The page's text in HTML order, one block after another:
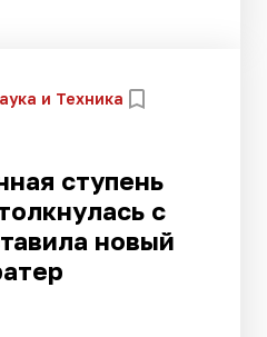
и Техника
ступень
с
новый